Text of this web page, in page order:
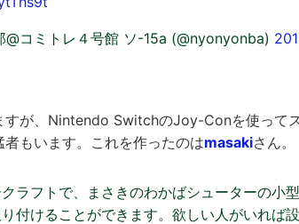
コミトレ４号館 ソ-15a (@nyonyonba)
すが、Nintendo SwitchのJoy-Conを使って
もいます。これを作ったのはmasakiさん。
ラフトで、まさきのわかばシューターの小
付けることができます。欲しい人がいれば